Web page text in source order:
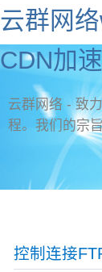
云群网
CDN加
云群网络 - 致
程。我们的宗
控制连接